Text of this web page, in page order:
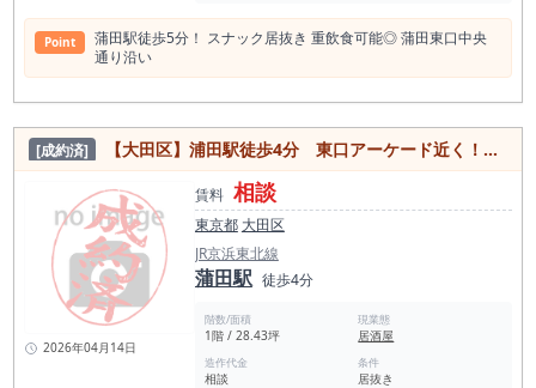
Point
蒲田駅徒歩5分！ スナック居抜き 重飲⾷可能◎ 蒲⽥東⼝中央
通り沿い
[成約済] 【大田区】浦田駅徒歩4分 東口アーケード近く！事務所利用にオススメ1階居抜き店舗
2026年04月14日
賃料 相談
東京都 大田区
JR京浜東北線
蒲田駅 徒歩4分
階数/面積
1階 / 28.43坪
現業態
居酒屋
造作代金
相談
条件
居抜き